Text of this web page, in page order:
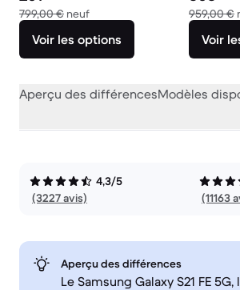
799,00 € neufcontre 799,00 € neuf
Voir les options
959,00 €
Voir
Aperçu des différencesModèles
4,3/5
(3227 avis)
(11163
Aperçu des différences
Le Samsung Galaxy S21 FE